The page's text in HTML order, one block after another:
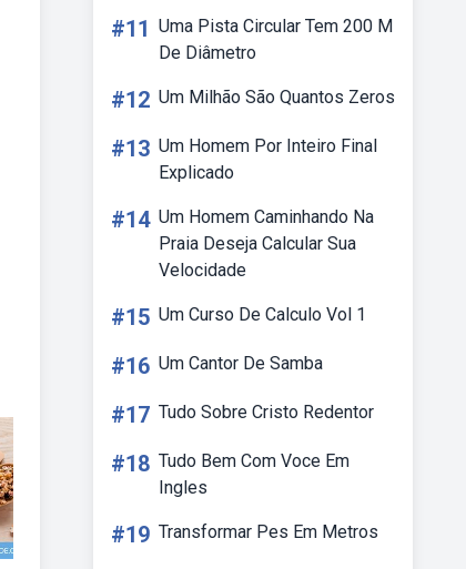
#11 Uma Pista Circular Tem 200 M
De Diâmetro
#12 Um Milhão São Quantos Zeros
#13 Um Homem Por Inteiro Final
Explicado
#14 Um Homem Caminhando Na
Praia Deseja Calcular Sua
Velocidade
#15 Um Curso De Calculo Vol 1
#16 Um Cantor De Samba
#17 Tudo Sobre Cristo Redentor
#18 Tudo Bem Com Voce Em
Ingles
#19 Transformar Pes Em Metros